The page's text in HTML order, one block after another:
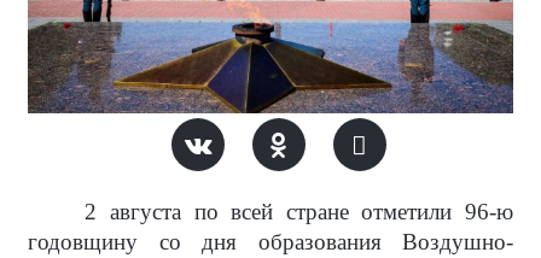
2 августа по всей стране отметили 96-ю
годовщину со дня образования Воздушно-